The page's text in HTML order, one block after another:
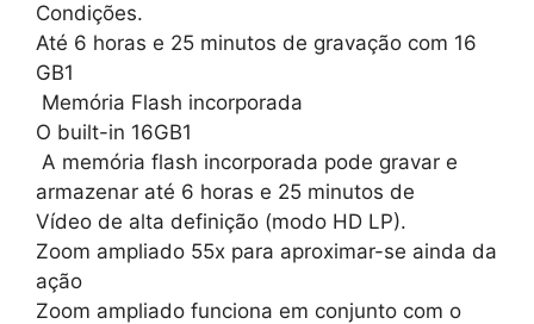
Condições.
Até 6 horas e 25 minutos de gravação com 16
GB1
Memória Flash incorporada
O built-in 16GB1
A memória flash incorporada pode gravar e
armazenar até 6 horas e 25 minutos de
Vídeo de alta definição (modo HD LP).
Zoom ampliado 55x para aproximar-se ainda da
ação
Zoom ampliado funciona em conjunto com o